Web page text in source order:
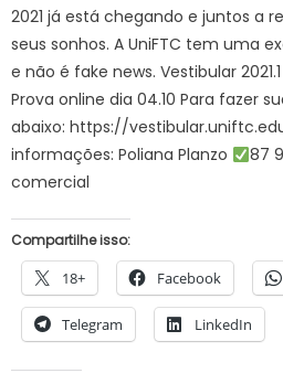
2021 já está chegando e juntos a
seus sonhos. A UniFTC tem uma
e não é fake news. Vestibular
Prova online dia 04.10 Para fazer
abaixo: https://
informações: Poliana Planzo
87
comercial
Compartilhe isso:
18+ Facebook
Telegram LinkedIn